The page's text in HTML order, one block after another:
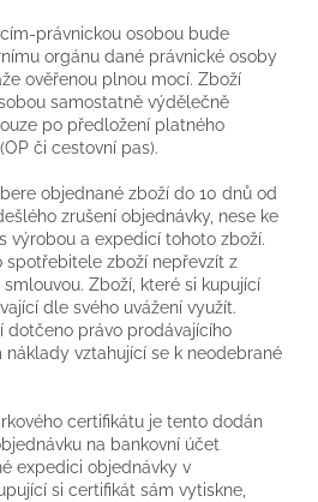
právnickou osobou bude
orgánu dané právnické osoby
ověřenou plnou mocí. Zboží
samostatně výdělečně
po předložení platného
či cestovní pas).
objednané zboží do 10 dnů od
zrušení objednávky, nese ke
výrobou a expedicí tohoto zboží.
spotřebitele zboží nepřevzít z
Zboží, které si kupující
dle svého uvážení využít.
dotčeno právo prodávajícího
vztahující se k neodebrané
certifikátu je tento dodán
na bankovní účet
expedici objednávky v
si certifikát sám vytiskne,